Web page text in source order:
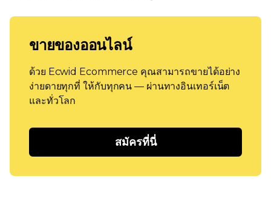
ขายของออนไลน์
ด้วย Ecwid Ecommerce คุณสามารถขายได้อย่าง
ง่ายดายทุกที่ ให้กับทุกคน — ผ่านทางอินเทอร์เน็ต
และทั่วโลก
สมัครที่นี่